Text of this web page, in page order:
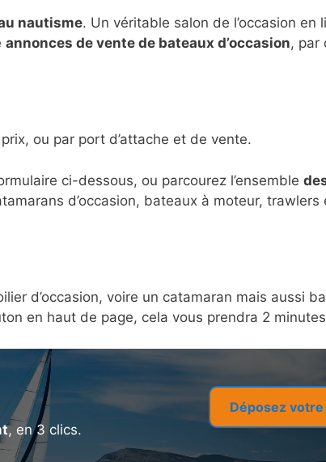
nautisme. Un véritable salon de l’occasion en
annonces de vente de bateaux d’occasion, par
ou par port d’attache et de vente.
ci-dessous, ou parcourez l’ensemble
d’occasion, bateaux à moteur,
d’occasion, voire un catamaran mais aussi
en haut de page, cela vous prendra 2
, en 3 clics.
Déposez